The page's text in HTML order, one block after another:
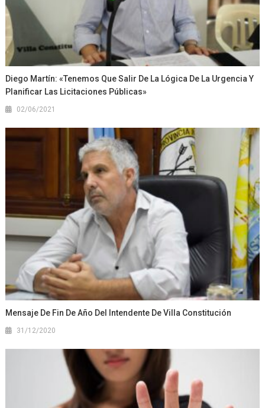
Diego Martín: «Tenemos Que Salir De La Lógica De La Urgencia Y
Planificar Las Licitaciones Públicas»
02/06/2021
Mensaje De Fin De Año Del Intendente De Villa Constitución
31/12/2020